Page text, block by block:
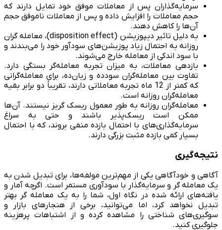
سرمایه‌گذاران پس از معاملات موفق خود تمایل دارند که
حجم معاملات را افزایش داده و پس از معاملات ناموفق حجم
آن‌ها را کاهش دهند.
به دلیل تاثیر دیپوزیشن (disposition effect)، معامله گران
روزانه به احتمال زیاد پوزیشن‌های سودآور خود را می‌بندند و
با سود اندکی از معامله خارج می‌شوند.
بازدهی معاملات، به میزان تجربه معامله‌گر بستگی دارد.
تفاوت بین معامله‌گران سودده و زیان‌ده، برای معامله‌گرانی
که کمتر از 12 ماه تجربه معاملاتی دارند، تقریباً دو برابر بقیه
معامله‌گران روزانه است.
معامله‌گران روزانه به طور معمول ریسک گریز نیستند. آن‌ها
ممکن است ریسک‌پذیر باشند و حتی به سراغ
سرمایه‌گذاری‌های با احتمال بازده منفی بروند، که با احتمال
بسیار کمی بازده مثبت بزرگی دارند.
نتیجه‌گیری
آگاهی و خودآگاهی یکی از مهم‌ترین مولفه‌ها، برای تبدیل شدن به
یک معامله گر و سرمایه‌گذار با سودآوری مستمر است. اگرچه آمار و
یافته‌های ارائه شده در نگاه اول، شما را به یک معامله گر بهتر
تبدیل نخواهد کرد، اما می‌توانید، برخی از هنجارهای بازار و
سوگیری‌های شناختی را مشاهده کرده و از اشتباهات پرهزینه
جلوگیری کنید.